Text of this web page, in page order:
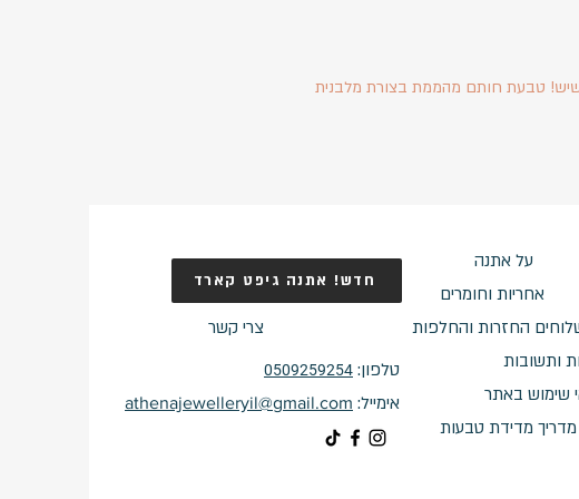
טבעת חותם מהממת בצורת מלבנית
חדש! אתנה גיפט קארד
צרי קשר
טלפון: 0509259254
אימייל: athenajewelleryil@gmail.com
החזרות והחלפות
אחריות וחומרים
על אתנה
ותשובות
שימוש באתר
מדריך מדידת טבעות